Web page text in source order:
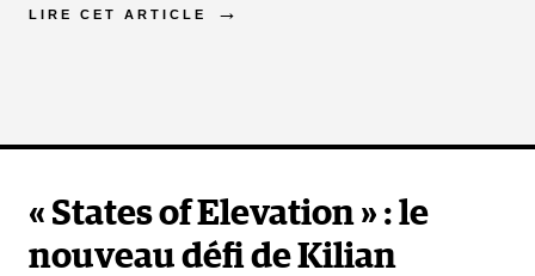
LIRE CET ARTICLE
« States of Elevation » : le
nouveau défi de Kilian